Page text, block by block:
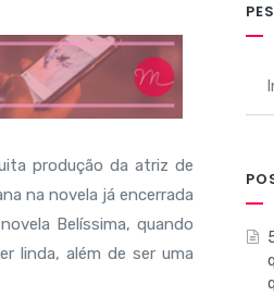
produção da atriz de
na novela já encerrada
Belíssima, quando
linda, além de ser uma